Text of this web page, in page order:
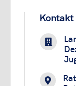
Kontakt

